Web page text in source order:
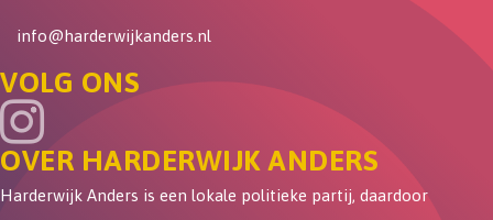
info@harderwijkanders.nl
VOLG ONS
OVER HARDERWIJK ANDERS
Harderwijk Anders is een lokale politieke partij, daardoor